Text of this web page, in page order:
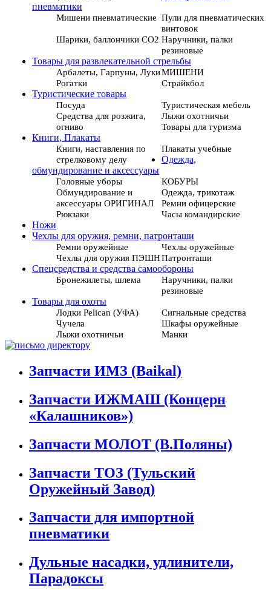
пневматики
Мишени пневматические Пули для пневматических
винтовок
Шарики, баллончики СО2 Наручники, палки
резиновые
Товары для развлекательной стрельбы
Арбалеты, Гарпуны, ЛукиМИШЕНИ
Рогатки
Страйкбол
Туристические товары
Посуда
Туристическая мебель
Средства для розжига,
огниво
Лыжи охотничьи
Товары для туризма
Книги, Плакаты
Книги, наставления по
стрелковому делу
Плакаты учебные
Одежда,
обмундирование и аксессуары
Головные уборы
КОБУРЫ
Обмундирование и
аксессуары ОРИГИНАЛ
Одежда, трикотаж
Ремни офицерские
Рюкзаки
Часы командирские
Ножи
Чехлы для оружия, ремни, патронташи
Ремни оружейные
Чехлы оружейные
Чехлы для оружия ПЭШНПатронташи
Спецсредства и средства самообороны
Бронежилеты, шлема
Наручники, палки
резиновые
Товары для охоты
Лодки Pelican (УФА)
Сигнальные средства
Чучела
Шкафы оружейные
Лыжи охотничьи
Манки
Запчасти ИМЗ (Baikal)
Запчасти ИЖМАШ (Концерн
«Калашников»)
Запчасти МОЛОТ (В.Поляны)
Запчасти ТОЗ (Тульский
Оружейный Завод)
Запчасти для импортной
пневматики
Дульные насадки, удлинители,
Парадоксы